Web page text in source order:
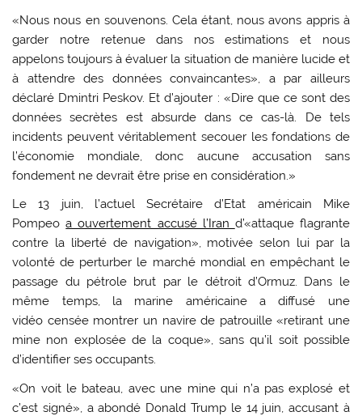
«Nous nous en souvenons. Cela étant, nous avons appris à
garder notre retenue dans nos estimations et nous
appelons toujours à évaluer la situation de manière lucide et
à attendre des données convaincantes», a par ailleurs
déclaré Dmintri Peskov. Et d’ajouter : «Dire que ce sont des
données secrètes est absurde dans ce cas-là. De tels
incidents peuvent véritablement secouer les fondations de
l’économie mondiale, donc aucune accusation sans
fondement ne devrait être prise en considération.»
Le 13 juin, l’actuel Secrétaire d’Etat américain Mike
Pompeoa ouvertement accusé l’Iran d’«attaque flagrante
contre la liberté de navigation», motivée selon lui par la
volonté de perturber le marché mondial en empêchant le
passage du pétrole brut par le détroit d’Ormuz. Dans le
même temps, la marine américaine a diffusé une
vidéo censée montrer un navire de patrouille «retirant une
mine non explosée de la coque», sans qu’il soit possible
d’identifier ses occupants.
«On voit le bateau, avec une mine qui n’a pas explosé et
c’est signé», a abondé Donald Trump le 14 juin, accusant à